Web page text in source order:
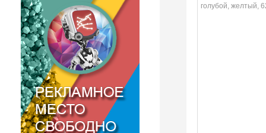
голубой, желтый,